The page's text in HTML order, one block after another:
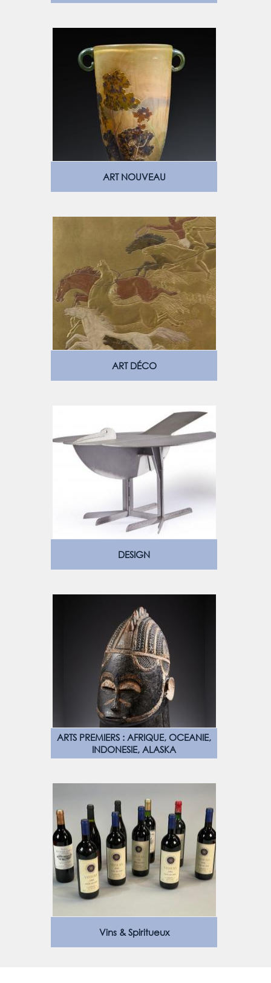
ART NOUVEAU
ART DÉCO
DESIGN
ARTS PREMIERS : AFRIQUE, OCEANIE,
INDONESIE, ALASKA
Vins & Spiritueux